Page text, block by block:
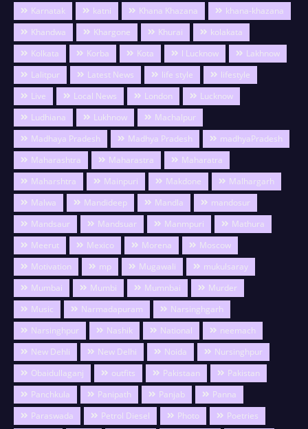
Karnatak
katni Khana Khazana
khana-khazana
Khandwa
Khargone Khurai
kolakata
Kolkata
Korba Kota l Lucknow
Lakhnow
Lalitpur
Latest News life style
lifestyle
Live
Local News London
Lucknow
Ludhiana
Lukhnow
Machalpur
Madhaya Pradesh
Madhya Pradesh
madhyaPradesh
Maharashtra
Maharastra
Maharatra
Maharshtra
Mainpuri Makdone
Malhargarh
Malwa
Mandideep Mandla
mandosur
Mandsaur
Mandsuar Manmpuri
Mathura
Meerut
Mexico Morena
Moscow
Motivation
mp Mugawali
mukulsaray
Mumbai
Mumbi Mumnbai
Murder
Music
Narmadapuram
Narsinghgarh
Narsinghpur
Nashik National
neemach
New Dehli
New Delhi Noida
Nursinghpur
Obaidullaganj
outfits Pakistaan
Pakistan
Panchkula
Panipath Panjab
Panna
Paraswada
Petrol Diesel Photo
Poetries